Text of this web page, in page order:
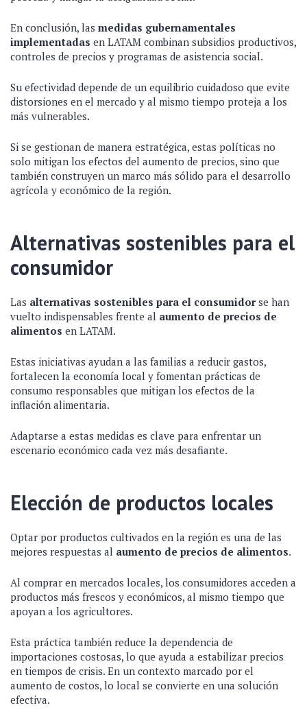
En conclusión, las medidas gubernamentales
implementadas en LATAM combinan subsidios productivos,
controles de precios y programas de asistencia social.
Su efectividad depende de un equilibrio cuidadoso que evite
distorsiones en el mercado y al mismo tiempo proteja a los
más vulnerables.
Si se gestionan de manera estratégica, estas políticas no
solo mitigan los efectos del aumento de precios, sino que
también construyen un marco más sólido para el desarrollo
agrícola y económico de la región.
Alternativas sostenibles para el
consumidor
Las alternativas sostenibles para el consumidorse han
vuelto indispensables frente al aumento de precios de
alimentos en LATAM.
Estas iniciativas ayudan a las familias a reducir gastos,
fortalecen la economía local y fomentan prácticas de
consumo responsables que mitigan los efectos de la
inflación alimentaria.
Adaptarse a estas medidas es clave para enfrentar un
escenario económico cada vez más desafiante.
Elección de productos locales
Optar por productos cultivados en la región es una de las
mejores respuestas al aumento de precios de alimentos.
Al comprar en mercados locales, los consumidores acceden a
productos más frescos y económicos, al mismo tiempo que
apoyan a los agricultores.
Esta práctica también reduce la dependencia de
importaciones costosas, lo que ayuda a estabilizar precios
en tiempos de crisis. En un contexto marcado por el
aumento de costos, lo local se convierte en una solución
efectiva.